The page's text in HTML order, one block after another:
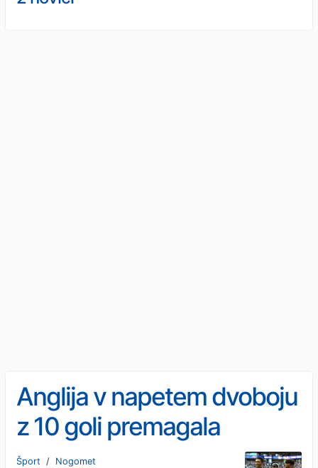
Anglija v napetem dvoboju
z 10 goli premagala
Francijo in osvojila tretje
Šport / Nogomet